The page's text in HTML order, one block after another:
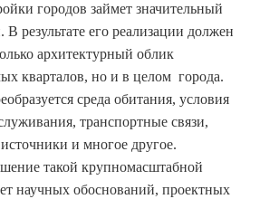
городов займет значительный
результате его реализации должен
архитектурный облик
кварталов, но и в целом города.
среда обитания, условия
транспортные связи,
и многое другое.
такой крупномасштабной
научных обоснований, проектных